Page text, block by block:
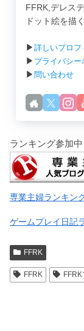
FFRK,デレス
ドット絵を描
▶ 詳しいプロフ
▶ プライバシー
▶ 問い合わせ
ランキング参加中
専業主婦ランキン
ゲームプレイ日記
FFRK
FFRK